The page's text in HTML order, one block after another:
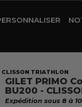
TRIATHLON
GILET PRIMO
BU200 -
Expédition sous 8 à